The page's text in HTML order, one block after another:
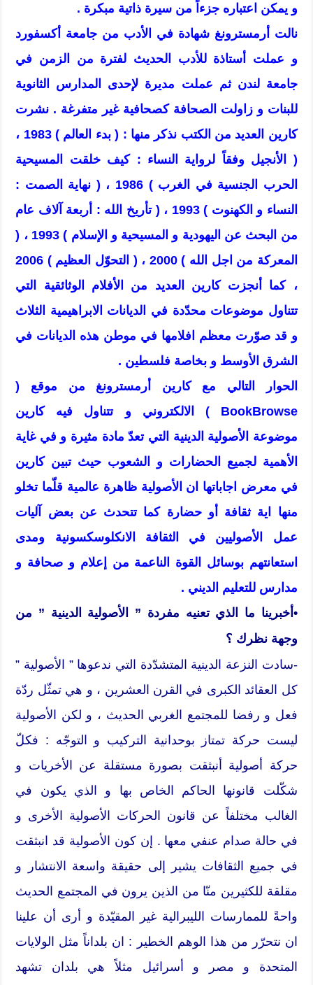
و يمكن اعتباره جزءاً من سيرة ذاتية مبكرة .
نالت أرمسترونغ شهادة في الأدب من جامعة أكسفورد
و عملت أستاذة للأدب الحديث لفترة من الزمن في
جامعة لندن ثم عملت مديرة لإحدى المدارس الثانوية
للبنات و زاولت الصحافة كصحافية غير متفرغة . نشرت
كارين العديد من الكتب نذكر منها : ( بدء العالم ) 1983 ،
( الأنجيل وفقاً لرواية النساء : كيف خلقت المسيحية
الحرب الجنسية في الغرب ) 1986 ، ( نهاية الصمت :
النساء و الكهنوت ) 1993 ، ( تأريخ الله : أربعة آلاف عام
من البحث عن اليهودية و المسيحية و الإسلام ) 1993 ، (
المعركة من اجل الله ) 2000 ، ( التحوّل العظيم ) 2006
، كما أنجزت كارين العديد من الأفلام الوثائقية التي
تتناول موضوعات محدّدة في الديانات الابراهيمية الثلاث
و قد صوّرت معظم افلامها في موطن هذه الديانات في
الشرق الأوسط و بخاصة فلسطين .
الحوار التالي مع كارين أرمسترونغ من موقع (
BookBrowse ) الالكتروني و تتناول فيه كارين
موضوعة الأصولية الدينية التي تعدّ مادة مثيرة و في غاية
الأهمية لجميع الحضارات و الشعوب حيث تبين كارين
في معرض اجاباتها ان الأصولية ظاهرة عالمية قلّما تخلو
منها اية ثقافة أو حضارة كما تتحدث عن بعض آليات
عمل الأصوليين في الثقافة الانكلوسكسونية ومدى
استعانتهم بوسائل القوة الناعمة من إعلام و صحافة و
مدارس للتعليم الديني .
•أخبرينا ما الذي تعنيه مفردة ” الأصولية الدينية ” من
وجهة نظرك ؟
-سادت النزعة الدينية المتشدّدة التي ندعوها ” الأصولية ”
كل العقائد الكبرى في القرن العشرين ، و هي تمثّل ردّة
فعل و رفضا للمجتمع الغربي الحديث ، و لكن الأصولية
ليست حركة تمتاز بوحدانية التركيب و التوجّه : فكلّ
حركة أصولية أنبثقت بصورة مستقلة عن الأخريات و
شكّلت قانونها الحاكم الخاص بها و الذي يكون في
الغالب مختلفاً عن قانون الحركات الأصولية الأخرى و
في حالة صدام عنفي معها . إن كون الأصولية قد انبثقت
في جميع الثقافات يشير إلى حقيقة واسعة الانتشار و
مقلقة للكثيرين منّا من الذين يرون في المجتمع الحديث
واحةً للممارسات الليبرالية غير المقيّدة و أرى أن علينا
ان نتحرّر من هذا الوهم الخطير : ان بلداناً مثل الولايات
المتحدة و مصر و أسرائيل مثلاً هي بلدان تشهد